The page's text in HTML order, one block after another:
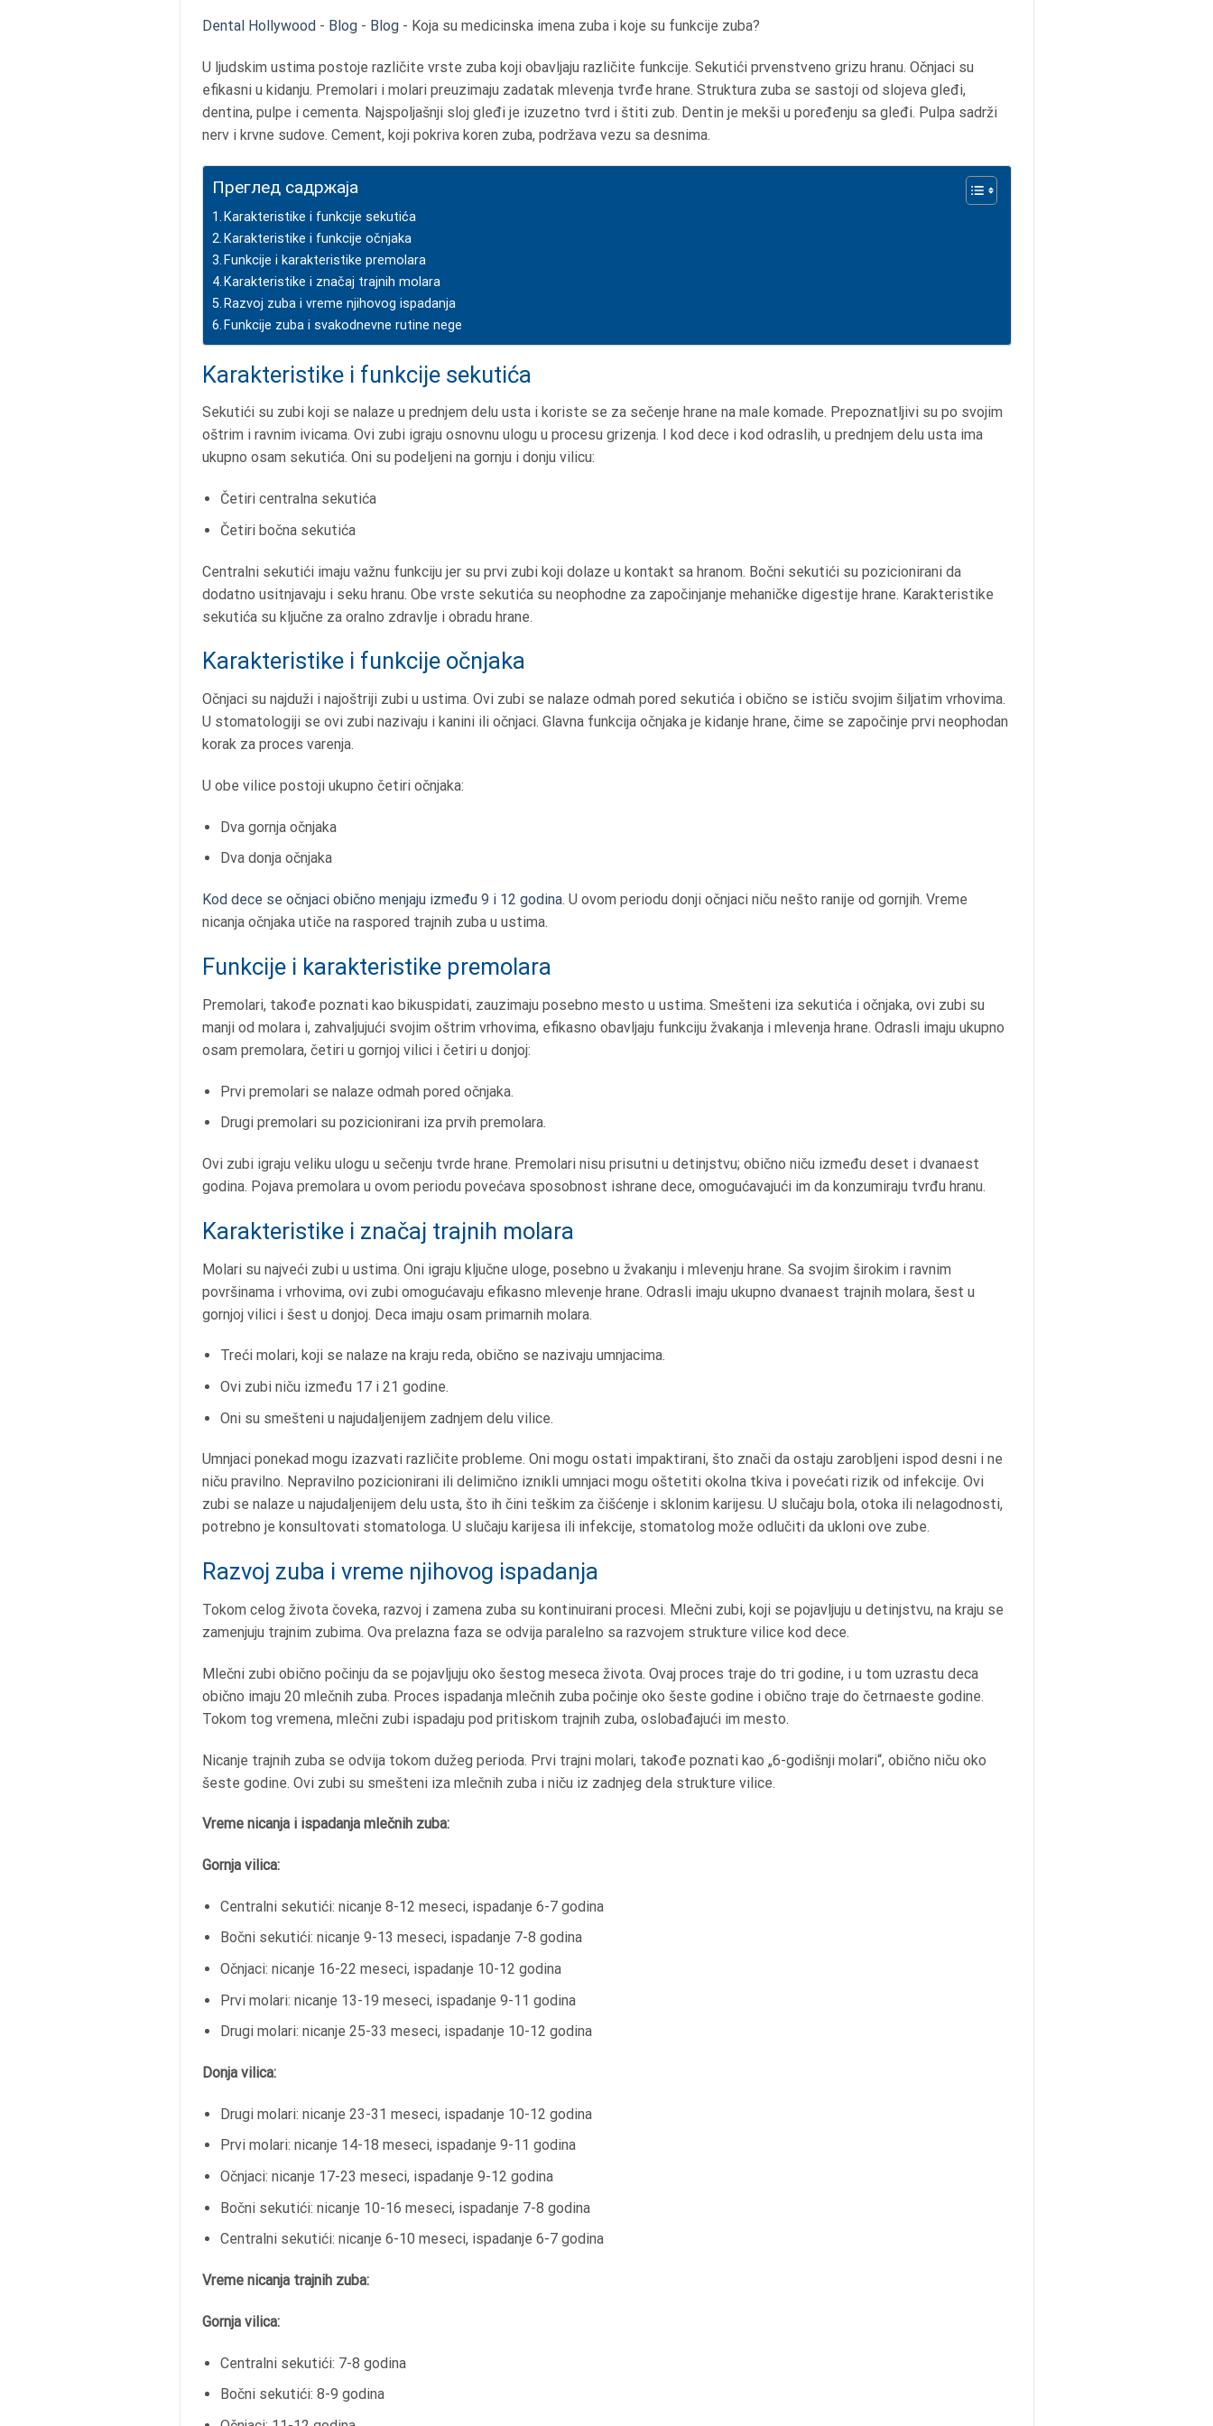
Dental Hollywood- Blog- Blog- Koja su medicinska imena zuba i koje su funkcije zuba?
U ljudskim ustima postoje različite vrste zuba koji obavljaju različite funkcije. Sekutići prvenstveno grizu hranu. Očnjaci su
efikasni u kidanju. Premolari i molari preuzimaju zadatak mlevenja tvrđe hrane. Struktura zuba se sastoji od slojeva gleđi,
dentina, pulpe i cementa. Najspoljašnji sloj gleđi je izuzetno tvrd i štiti zub. Dentin je mekši u poređenju sa gleđi. Pulpa sadrži
nerv i krvne sudove. Cement, koji pokriva koren zuba, podržava vezu sa desnima.
Преглед садржаја
Karakteristike i funkcije sekutića
Karakteristike i funkcije očnjaka
Funkcije i karakteristike premolara
Karakteristike i značaj trajnih molara
Razvoj zuba i vreme njihovog ispadanja
Funkcije zuba i svakodnevne rutine nege
Karakteristike i funkcije sekutića
Sekutići su zubi koji se nalaze u prednjem delu usta i koriste se za sečenje hrane na male komade. Prepoznatljivi su po svojim
oštrim i ravnim ivicama. Ovi zubi igraju osnovnu ulogu u procesu grizenja. I kod dece i kod odraslih, u prednjem delu usta ima
ukupno osam sekutića. Oni su podeljeni na gornju i donju vilicu:
Četiri centralna sekutića
Četiri bočna sekutića
Centralni sekutići imaju važnu funkciju jer su prvi zubi koji dolaze u kontakt sa hranom. Bočni sekutići su pozicionirani da
dodatno usitnjavaju i seku hranu. Obe vrste sekutića su neophodne za započinjanje mehaničke digestije hrane. Karakteristike
sekutića su ključne za oralno zdravlje i obradu hrane.
Karakteristike i funkcije očnjaka
Očnjaci su najduži i najoštriji zubi u ustima. Ovi zubi se nalaze odmah pored sekutića i obično se ističu svojim šiljatim vrhovima.
U stomatologiji se ovi zubi nazivaju i kanini ili očnjaci. Glavna funkcija očnjaka je kidanje hrane, čime se započinje prvi neophodan
korak za proces varenja.
U obe vilice postoji ukupno četiri očnjaka:
Dva gornja očnjaka
Dva donja očnjaka
Kod dece se očnjaci obično menjaju između 9 i 12 godina. U ovom periodu donji očnjaci niču nešto ranije od gornjih. Vreme
nicanja očnjaka utiče na raspored trajnih zuba u ustima.
Funkcije i karakteristike premolara
Premolari, takođe poznati kao bikuspidati, zauzimaju posebno mesto u ustima. Smešteni iza sekutića i očnjaka, ovi zubi su
manji od molara i, zahvaljujući svojim oštrim vrhovima, efikasno obavljaju funkciju žvakanja i mlevenja hrane. Odrasli imaju ukupno
osam premolara, četiri u gornjoj vilici i četiri u donjoj:
Prvi premolari se nalaze odmah pored očnjaka.
Drugi premolari su pozicionirani iza prvih premolara.
Ovi zubi igraju veliku ulogu u sečenju tvrde hrane. Premolari nisu prisutni u detinjstvu; obično niču između deset i dvanaest
godina. Pojava premolara u ovom periodu povećava sposobnost ishrane dece, omogućavajući im da konzumiraju tvrđu hranu.
Karakteristike i značaj trajnih molara
Molari su najveći zubi u ustima. Oni igraju ključne uloge, posebno u žvakanju i mlevenju hrane. Sa svojim širokim i ravnim
površinama i vrhovima, ovi zubi omogućavaju efikasno mlevenje hrane. Odrasli imaju ukupno dvanaest trajnih molara, šest u
gornjoj vilici i šest u donjoj. Deca imaju osam primarnih molara.
Treći molari, koji se nalaze na kraju reda, obično se nazivaju umnjacima.
Ovi zubi niču između 17 i 21 godine.
Oni su smešteni u najudaljenijem zadnjem delu vilice.
Umnjaci ponekad mogu izazvati različite probleme. Oni mogu ostati impaktirani, što znači da ostaju zarobljeni ispod desni i ne
niču pravilno. Nepravilno pozicionirani ili delimično iznikli umnjaci mogu oštetiti okolna tkiva i povećati rizik od infekcije. Ovi
zubi se nalaze u najudaljenijem delu usta, što ih čini teškim za čišćenje i sklonim karijesu. U slučaju bola, otoka ili nelagodnosti,
potrebno je konsultovati stomatologa. U slučaju karijesa ili infekcije, stomatolog može odlučiti da ukloni ove zube.
Razvoj zuba i vreme njihovog ispadanja
Tokom celog života čoveka, razvoj i zamena zuba su kontinuirani procesi. Mlečni zubi, koji se pojavljuju u detinjstvu, na kraju se
zamenjuju trajnim zubima. Ova prelazna faza se odvija paralelno sa razvojem strukture vilice kod dece.
Mlečni zubi obično počinju da se pojavljuju oko šestog meseca života. Ovaj proces traje do tri godine, i u tom uzrastu deca
obično imaju 20 mlečnih zuba. Proces ispadanja mlečnih zuba počinje oko šeste godine i obično traje do četrnaeste godine.
Tokom tog vremena, mlečni zubi ispadaju pod pritiskom trajnih zuba, oslobađajući im mesto.
Nicanje trajnih zuba se odvija tokom dužeg perioda. Prvi trajni molari, takođe poznati kao „6-godišnji molari“, obično niču oko
šeste godine. Ovi zubi su smešteni iza mlečnih zuba i niču iz zadnjeg dela strukture vilice.
Vreme nicanja i ispadanja mlečnih zuba:
Gornja vilica:
Centralni sekutići: nicanje 8-12 meseci, ispadanje 6-7 godina
Bočni sekutići: nicanje 9-13 meseci, ispadanje 7-8 godina
Očnjaci: nicanje 16-22 meseci, ispadanje 10-12 godina
Prvi molari: nicanje 13-19 meseci, ispadanje 9-11 godina
Drugi molari: nicanje 25-33 meseci, ispadanje 10-12 godina
Donja vilica:
Drugi molari: nicanje 23-31 meseci, ispadanje 10-12 godina
Prvi molari: nicanje 14-18 meseci, ispadanje 9-11 godina
Očnjaci: nicanje 17-23 meseci, ispadanje 9-12 godina
Bočni sekutići: nicanje 10-16 meseci, ispadanje 7-8 godina
Centralni sekutići: nicanje 6-10 meseci, ispadanje 6-7 godina
Vreme nicanja trajnih zuba:
Gornja vilica:
Centralni sekutići: 7-8 godina
Bočni sekutići: 8-9 godina